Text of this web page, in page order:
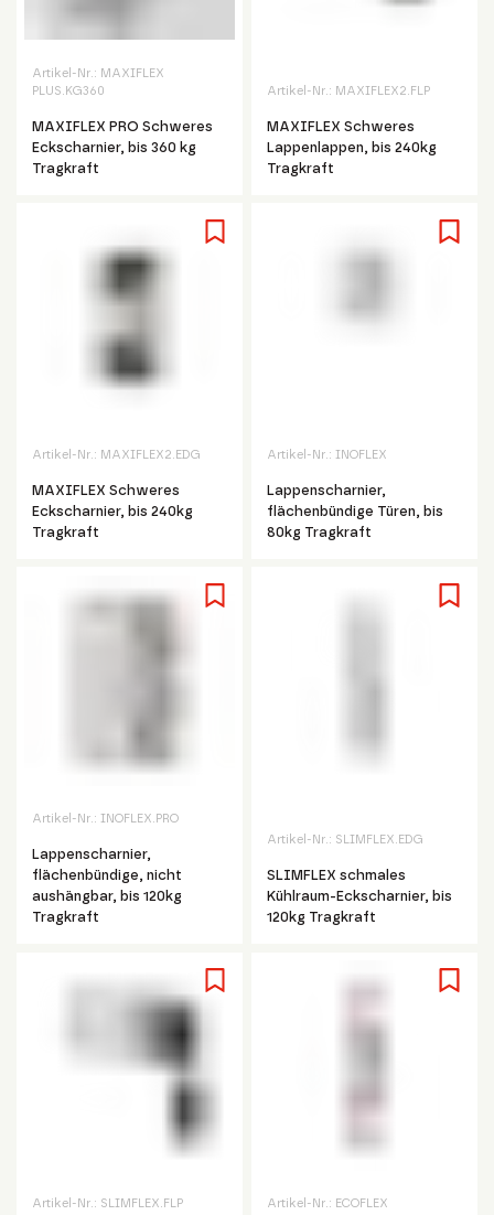
Artikel-Nr.: MAXIFLEX
PLUS.KG360
MAXIFLEX PRO Schweres
Eckscharnier, bis 360 kg
Tragkraft
Artikel-Nr.: MAXIFLEX2.FLP
MAXIFLEX Schweres
Lappenlappen, bis 240kg
Tragkraft
Artikel-Nr.: MAXIFLEX2.EDG
MAXIFLEX Schweres
Eckscharnier, bis 240kg
Tragkraft
Artikel-Nr.: INOFLEX
Lappenscharnier,
flächenbündige Türen, bis
80kg Tragkraft
Artikel-Nr.: INOFLEX.PRO
Lappenscharnier,
flächenbündige, nicht
aushängbar, bis 120kg
Tragkraft
Artikel-Nr.: SLIMFLEX.EDG
SLIMFLEX schmales
Kühlraum-Eckscharnier, bis
120kg Tragkraft
Artikel-Nr.: SLIMFLEX.FLP Artikel-Nr.: ECOFLEX